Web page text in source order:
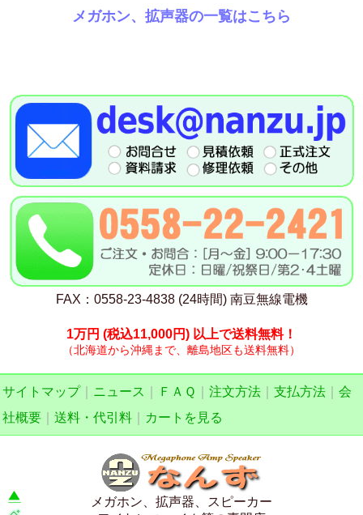
メガホン、拡声器の一覧はこちら
FAX：0558-23-4838 (24時間) 南豆無線電機
1万円 (税込11,000円) 以上で送料無料！
（北海道から沖縄まで、離島地区も送料無料）
サイトマップ｜ ニュース ＦＡＱ 注文方法 支払方法
会
社概要
送料・代引料 カートを見る
メガホン、拡声器、スピーカー